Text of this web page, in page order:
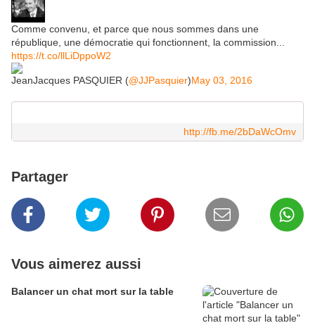
Comme convenu, et parce que nous sommes dans une
république, une démocratie qui fonctionnent, la commission...
https://t.co/llLiDppoW2
JeanJacques PASQUIER (@JJPasquier)May 03, 2016
http://fb.me/2bDaWcOmv
Partager
Vous aimerez aussi
Balancer un chat mort sur la table